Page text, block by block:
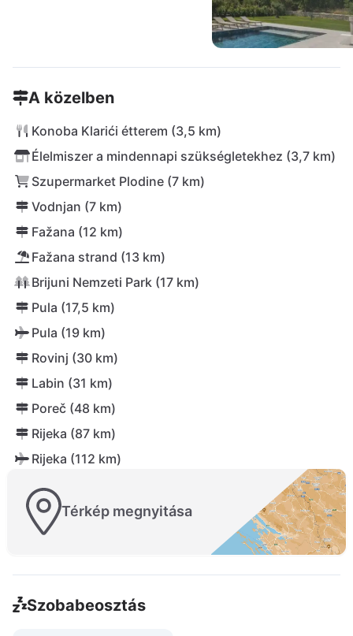
A közelben
Konoba Klarići étterem (3,5 km)
Élelmiszer a mindennapi szükségletekhez (3,7 km)
Szupermarket Plodine (7 km)
Vodnjan (7 km)
Fažana (12 km)
Fažana strand (13 km)
Brijuni Nemzeti Park (17 km)
Pula (17,5 km)
Pula (19 km)
Rovinj (30 km)
Labin (31 km)
Poreč (48 km)
Rijeka (87 km)
Rijeka (112 km)
Térkép megnyitása
Szobabeosztás